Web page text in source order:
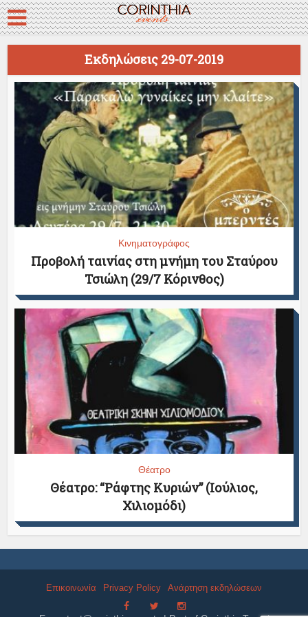
Εκδηλώσεις 29-07-2019
Κινηματογράφος
Προβολή ταινίας στη μνήμη του Σταύρου
Τσιώλη (29/7 Κόρινθος)
Θέατρο
Θέατρο: “Ράφτης Κυριών” (Ιούλιος,
Χιλιομόδι)
Επικοινωνία Privacy Policy Ανάρτηση εκδηλώσεων